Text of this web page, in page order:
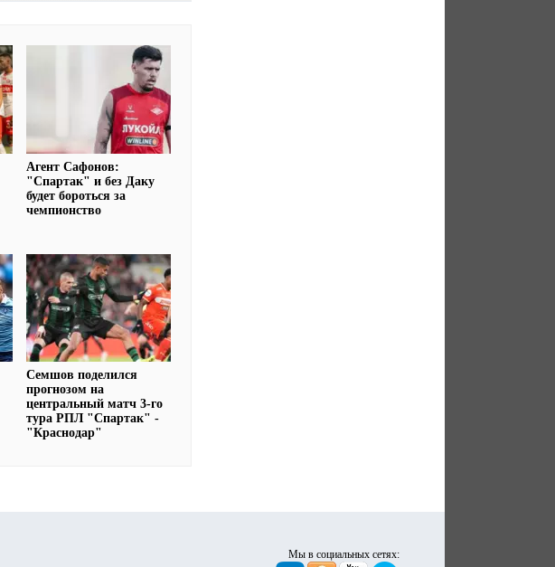
Агент Сафонов:
"Спартак" и без Даку
будет бороться за
чемпионство
Семшов поделился
прогнозом на
центральный матч 3-го
тура РПЛ "Спартак" -
"Краснодар"
Мы в социальных сетях: